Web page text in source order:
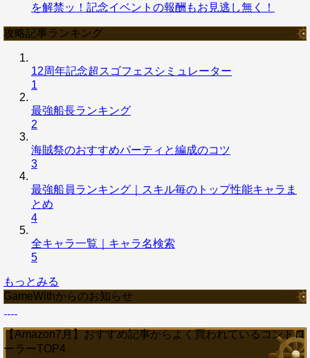
を解禁ッ！記念イベントの報酬もお見逃し無く！
攻略記事ランキング
12周年記念超スゴフェスシミュレーター
1
最強船長ランキング
2
海賊祭のおすすめパーティと編成のコツ
3
最強船員ランキング｜スキル毎のトップ性能キャラま
とめ
4
全キャラ一覧｜キャラ名検索
5
もっとみる
GameWithからのお知らせ
【Amazon7月】おすすめ記事からよく買われているコントロ
ーラーTOP4